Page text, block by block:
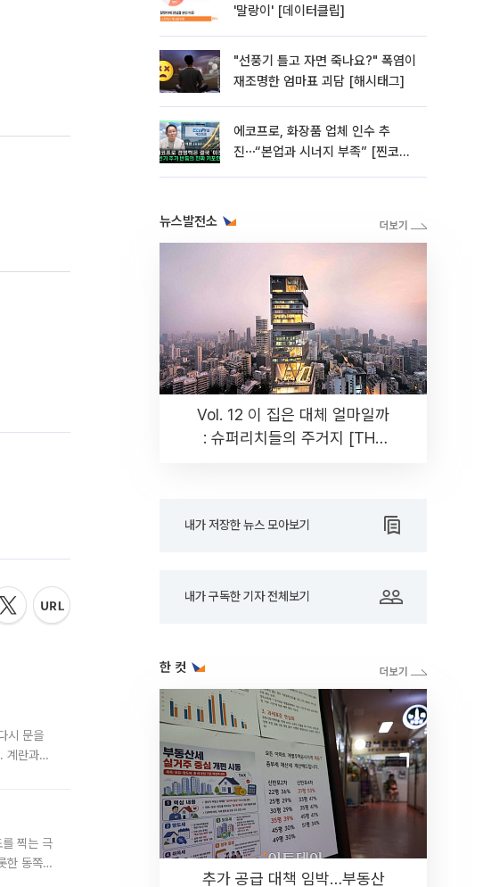
시 문을
계란과
찍는 극
한 동쪽
'말랑이' [데이터클립]
"선풍기 틀고 자면 죽나요?" 폭염이
재조명한 엄마표 괴담 [해시태그]
에코프로, 화장품 업체 인수 추
진⋯“본업과 시너지 부족” [찐코노
뉴스발전소
Vol. 12 이 집은 대체 얼마일까
: 슈퍼리치들의 주거지 [THE
내가 저장한 뉴스 모아보기
내가 구독한 기자 전체보기
한 컷
추가 공급 대책 임박…부동산